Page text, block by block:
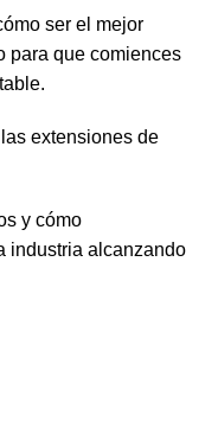
ser el mejor
para que comiences
extensiones de
y cómo
industria alcanzando